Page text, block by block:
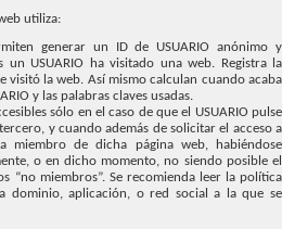
utiliza:
generar un ID de USUARIO anónimo y
un USUARIO ha visitado una web. Registra la
visitó la web. Así mismo calculan cuando acaba
y las palabras claves usadas.
sólo en el caso de que el USUARIO pulse
y cuando además de solicitar el acceso a
miembro de dicha página web, habiéndose
o en dicho momento, no siendo posible el
“no miembros”. Se recomienda leer la política
dominio, aplicación, o red social a la que se